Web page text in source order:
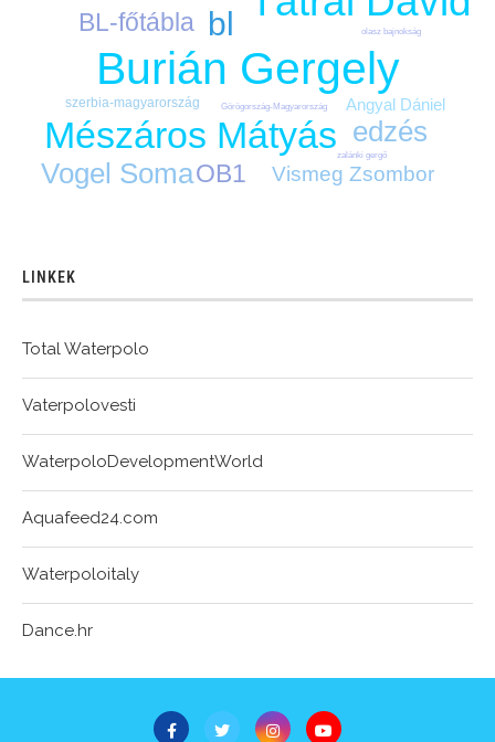
Burián Gergely
Mészáros Mátyás
bl
edzés
Vogel Soma
BL-főtábla
OB1 Vismeg Zsombor
Angyal Dániel
szerbia-magyarország Görögország-Magyarország
olasz bajnokság
zalánki gergő
LINKEK
Total Waterpolo
Vaterpolovesti
WaterpoloDevelopmentWorld
Aquafeed24.com
Waterpoloitaly
Dance.hr